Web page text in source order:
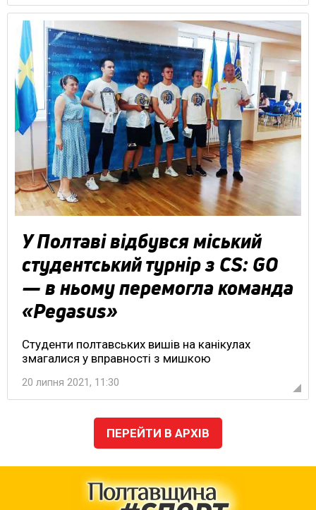
У Полтаві відбувся міський
студентський турнір з CS: GO
— в ньому перемогла команда
«Pegasus»
Студенти полтавських вишів на канікулах
змагалися у вправності з мишкою
20 липня 2021, 11:30
ПЕРЕЙТИ В АРХІВ